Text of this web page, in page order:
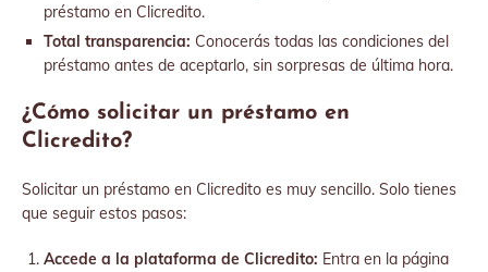
préstamo en Clicredito.
Total transparencia: Conocerás todas las condiciones del
préstamo antes de aceptarlo, sin sorpresas de última hora.
¿Cómo solicitar un préstamo en
Clicredito?
Solicitar un préstamo en Clicredito es muy sencillo. Solo tienes
que seguir estos pasos:
Accede a la plataforma de Clicredito: Entra en la página